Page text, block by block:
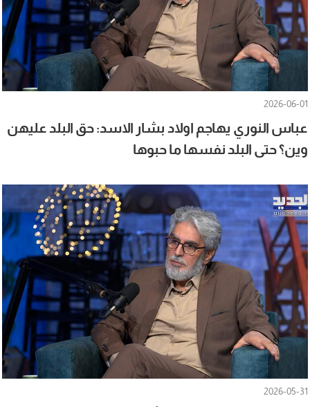
2026-06-01
عباس النوري يهاجم اولاد بشار الاسد: حق البلد عليهن
وين؟ حتى البلد نفسها ما حبوها
2026-05-31